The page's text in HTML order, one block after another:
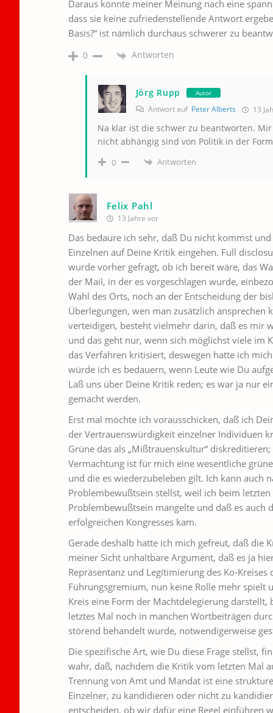
Daraus könnte meiner Meinung nach eine
dass sie keine zufriedenstellende Antwort
Basis?“ ist nämlich durchaus schwerer zu
0 Antworten
Jörg Rupp Autor
Antwort auf Peter Alberts 13
Na klar ist die schwer zu beantworten.
nicht abhängig sind von Politik in der
0 Antworten
Felix Pahl
13 Jahre vor
Das bedaure ich sehr, daß Du nicht kommst
Einzelnen auf Deine Kritik eingehen. Full
wurde vorher gefragt, ob ich bereit wäre, das
der Mail, in der es vorgeschlagen wurde,
Wahl des Orts, noch an der Entscheidung der
Überlegungen, wen man zusätzlich ansprechen
verteidigen, besteht vielmehr darin, daß es mir
und das geht nur, wenn sich möglichst viele im
das Verfahren kritisiert, deswegen hatte ich
würde ich es bedauern, wenn Leute wie Du
Laß uns über Deine Kritik reden; es war ja nur
gemacht werden.
Erst mal möchte ich vorausschicken, daß ich
der Vertrauenswürdigkeit einzelner Individuen
Grüne das als „Mißtrauenskultur“
Vermachtung ist für mich eine wesentliche
und die es wiederzubeleben gilt. Ich kann auch
Problembewußtsein stellst, weil ich beim
Problembewußtsein mangelte und daß es auch
erfolgreichen Kongresses kam.
Gerade deshalb hatte ich mich gefreut, daß die
meiner Sicht unhaltbare Argument, daß es ja
Repräsentanz und Legitimierung des Ko-
Führungsgremium, nun keine Rolle mehr spielt
Kreis eine Form der Machtdelegierung
letztes Mal noch in manchen Wortbeiträgen
störend behandelt wurde, notwendigerweise
Die spezifische Art, wie Du diese Frage stellst,
wahr, daß, nachdem die Kritik vom letzten Mal
Trennung von Amt und Mandat ist eine
Einzelner, zu kandidieren oder nicht zu
entscheiden, ob wir dafür eine Regel einführen